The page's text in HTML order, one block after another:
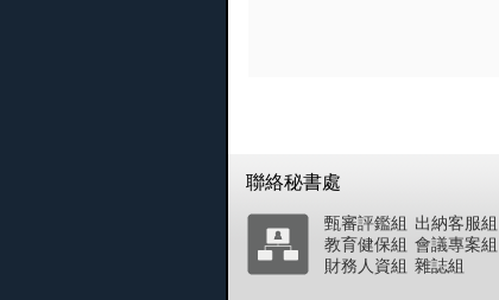
聯絡秘書處
甄審評鑑組
教育健保組
財務人資組
出納客服組
會議專案組
雜誌組